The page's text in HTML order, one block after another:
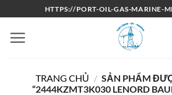
qua
nội
HTTPS://PORT-OIL-GAS-MARINE-
TRANG CHỦ / SẢN PHẨM
“2444KZMT3K030 LENORD